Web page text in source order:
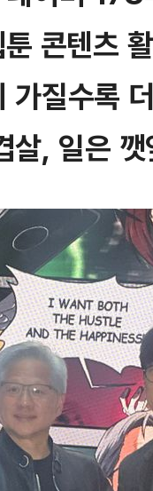
콘텐츠
질수록
살, 일은